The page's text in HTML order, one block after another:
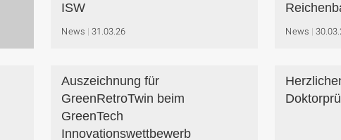
ISW
News 31.03.26 News
Auszeichnung für
GreenRetroTwin beim
GreenTech
Innovationswettbewerb